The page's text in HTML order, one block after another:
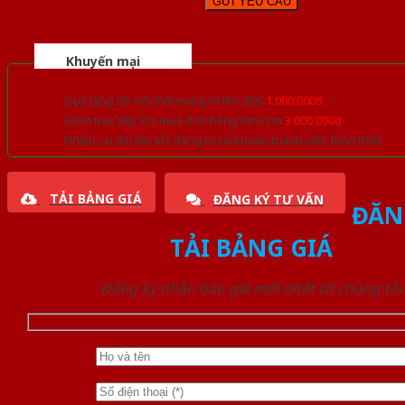
Khuyến mại
Quà tặng đồ nội thất trang trí lên đến 1.000.000đ
Giảm trực tiếp khi mua đơn hàng lớn hơn 3.000.000đ
Nhiều ưu đãi lớn khi đăng ký tài khoản thành viên thân thiết
TẢI BẢNG GIÁ ĐĂNG KÝ TƯ VẤN
TẢI BẢNG GIÁ
Đăng ký nhận báo giá mới nhất từ chúng tôi